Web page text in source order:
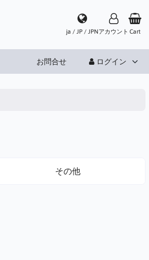
ja / JP / JPNアカウント Cart
お問合せ ログイン
その他